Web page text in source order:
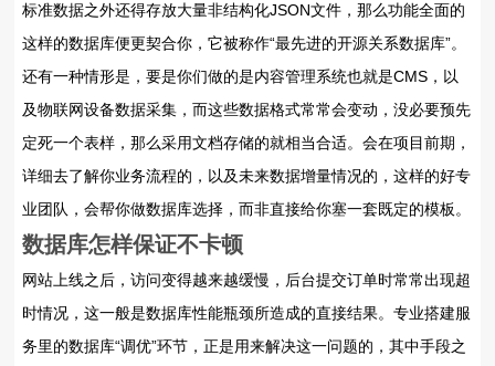
标准数据之外还得存放大量非结构化JSON文件，那么功能全面的
这样的数据库便更契合你，它被称作“最先进的开源关系数据库”。
还有一种情形是，要是你们做的是内容管理系统也就是CMS，以
及物联网设备数据采集，而这些数据格式常常会变动，没必要预先
定死一个表样，那么采用文档存储的就相当合适。会在项目前期，
详细去了解你业务流程的，以及未来数据增量情况的，这样的好专
业团队，会帮你做数据库选择，而非直接给你塞一套既定的模板。
数据库怎样保证不卡顿
网站上线之后，访问变得越来越缓慢，后台提交订单时常常出现超
时情况，这一般是数据库性能瓶颈所造成的直接结果。专业搭建服
务里的数据库“调优”环节，正是用来解决这一问题的，其中手段之